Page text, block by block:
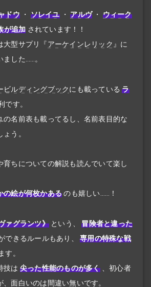
ドウ ・ ソレイユ ・ アルヴ ・ ウィーク
が追加 されています！！
大型サプリ『アーケインレリック 』に
ました……。
ビルディングブックにも載っている ラ
です。
の名前表も載ってるし、名前表目的な
う。
育ちについての解説も読んでいて楽し
の絵が何枚かある のも嬉しい……！
ァグランツ》 という、
冒険者と違った
できるルールもあり、
専用の特殊な戦
す。
技は 尖った性能のものが多く
、初心者
面白いのは間違い無いです。